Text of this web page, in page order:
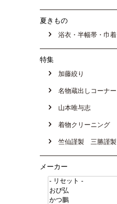
夏きもの
浴衣・半幅帯・巾着
特集
加藤絞り
名物蔵出しコーナー
山本唯与志
着物クリーニング
竺仙謹製 三勝謹製
メーカー